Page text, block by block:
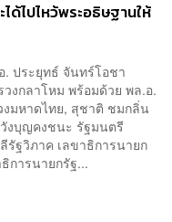
ด้ไปไหว้พระอธิษฐานให้
. ประยุทธ์ จันทร์โอชา
งกลาโหม พร้อมด้วย พล.อ.
งมหาดไทย, สุชาติ ชมกลิ่น
งบุญคงชนะ รัฐมนตรี
ฐวิภาค เลขาธิการนายก
การนายกรัฐ...